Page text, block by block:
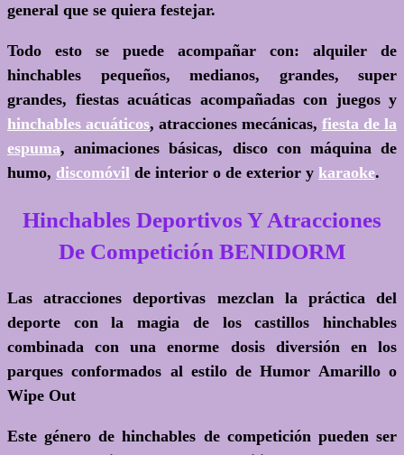
general que se quiera festejar.
Todo esto se puede acompañar con: alquiler de
hinchables pequeños, medianos, grandes, super
grandes, fiestas acuáticas acompañadas con juegos y
hinchables acuáticos, atracciones mecánicas, fiesta de la
espuma, animaciones básicas, disco con máquina de
humo, discomóvil de interior o de exterior y karaoke.
Hinchables Deportivos Y Atracciones
De Competición BENIDORM
Las atracciones deportivas mezclan la práctica del
deporte con la magia de los castillos hinchables
combinada con una enorme dosis diversión en los
parques conformados al estilo deHumor Amarillo o
Wipe Out
Este género de hinchables de competición pueden ser